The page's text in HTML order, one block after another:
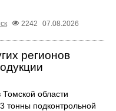
2242 07.08.2026
регионов
области
тонны подконтрольной